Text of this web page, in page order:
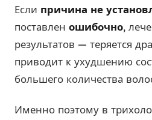
Если причина не
поставлен ошибочно,
результатов — теряется
приводит к ухудшению
большего количества
Именно поэтому в